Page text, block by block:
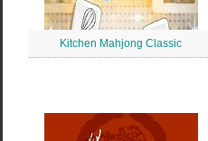
Kitchen Mahjong Classic